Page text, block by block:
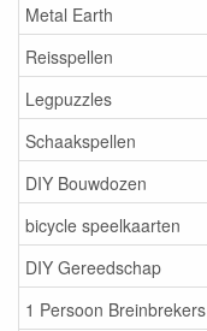
Metal Earth
Reisspellen
Legpuzzles
Schaakspellen
DIY Bouwdozen
bicycle speelkaarten
DIY Gereedschap
1 Persoon Breinbrekers